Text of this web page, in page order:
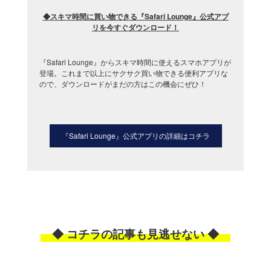
◆スキマ時間に買い物できる『Safari Lounge』公式アプ
リを今すぐダウンロード ！
『Safari Lounge』からスキマ時間に使えるスマホアプリが
登場。これまで以上にサクサク買い物できる便利アプリな
ので、ダウンロードがまだの方はこの機会にぜひ！
『Safari Lounge』公式アプリの詳細はコチラ
◆ コチラの記事も見逃せない ◆